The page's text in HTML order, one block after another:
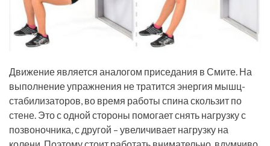
Движение является аналогом приседания в Смите. На
выполнение упражнения не тратится энергия мышц-
стабилизаторов, во время работы спина скользит по
стене. Это с одной стороны помогает снять нагрузку с
позвоночника, с другой – увеличивает нагрузку на